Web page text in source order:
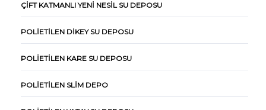
ÇIFT KATMANLI YENI NESIL SU DEPOSU
POLIETILEN DIKEY SU DEPOSU
POLIETILEN KARE SU DEPOSU
POLIETILEN SLIM DEPO